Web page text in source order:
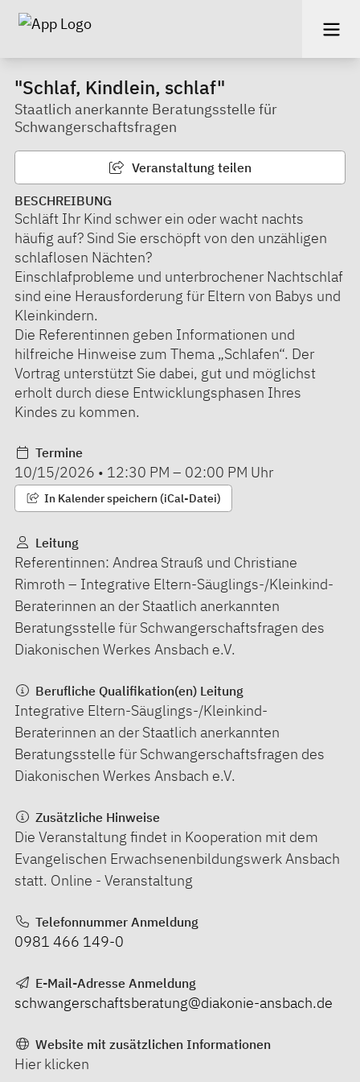
"Schlaf, Kindlein, schlaf"
Staatlich anerkannte Beratungsstelle für
Schwangerschaftsfragen
Veranstaltung teilen
BESCHREIBUNG
Schläft Ihr Kind schwer ein oder wacht nachts
häufig auf? Sind Sie erschöpft von den unzähligen
schlaflosen Nächten?
Einschlafprobleme und unterbrochener Nachtschlaf
sind eine Herausforderung für Eltern von Babys und
Kleinkindern.
Die Referentinnen geben Informationen und
hilfreiche Hinweise zum Thema „Schlafen“. Der
Vortrag unterstützt Sie dabei, gut und möglichst
erholt durch diese Entwicklungsphasen Ihres
Kindes zu kommen.
Termine
10/15/2026 • 12:30 PM – 02:00 PM Uhr
In Kalender speichern (iCal-Datei)
Leitung
Referentinnen: Andrea Strauß und Christiane
Rimroth – Integrative Eltern-Säuglings-/Kleinkind-
Beraterinnen an der Staatlich anerkannten
Beratungsstelle für Schwangerschaftsfragen des
Diakonischen Werkes Ansbach e.V.
Berufliche Qualifikation(en) Leitung
Integrative Eltern-Säuglings-/Kleinkind-
Beraterinnen an der Staatlich anerkannten
Beratungsstelle für Schwangerschaftsfragen des
Diakonischen Werkes Ansbach e.V.
Zusätzliche Hinweise
Die Veranstaltung findet in Kooperation mit dem
Evangelischen Erwachsenenbildungswerk Ansbach
statt. Online - Veranstaltung
Telefonnummer Anmeldung
0981 466 149-0
E-Mail-Adresse Anmeldung
schwangerschaftsberatung@diakonie-ansbach.de
Website mit zusätzlichen Informationen
Hier klicken